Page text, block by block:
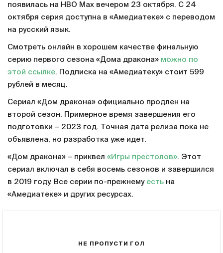
появилась на HBO Max вечером 23 октября. С 24
октября серия доступна в «Амедиатеке» с переводом
на русский язык.
Смотреть онлайн в хорошем качестве финальную
серию первого сезона «Дома дракона» можно по
этой ссылке. Подписка на «Амедиатеку» стоит 599
рублей в месяц.
Сериал «Дом дракона» официально продлен на
второй сезон. Примерное время завершения его
подготовки – 2023 год. Точная дата релиза пока не
объявлена, но разработка уже идет.
«Дом дракона» – приквел «Игры престолов». Этот
сериал включал в себя восемь сезонов и завершился
в 2019 году. Все серии по-прежнему есть на
«Амедиатеке» и других ресурсах.
НЕ ПРОПУСТИ ГОЛ